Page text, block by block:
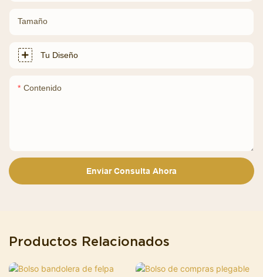
Tamaño
Tu Diseño
Contenido
Enviar Consulta Ahora
Productos Relacionados